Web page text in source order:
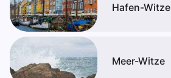
Hafen-Witze
Meer-Witze